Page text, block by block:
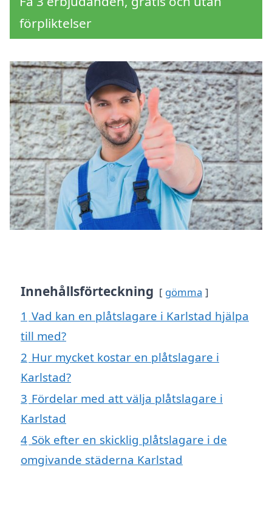
förpliktelser
Innehållsförteckning gömma
1 Vad kan en plåtslagare i Karlstad hjälpa
till med?
2 Hur mycket kostar en plåtslagare i
Karlstad?
3 Fördelar med att välja plåtslagare i
Karlstad
4 Sök efter en skicklig plåtslagare i de
omgivande städerna Karlstad